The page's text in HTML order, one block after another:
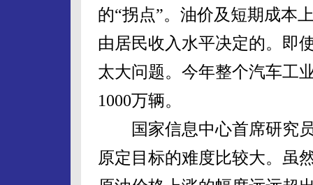
的“拐点”。油价及短期成本
由居民收入水平决定的。即
太大问题。今年整个汽车工
1000万辆。
国家信息中心首席研究员
原定目标的难度比较大。虽